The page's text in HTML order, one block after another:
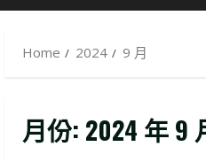
Home 2024 9 月
月份: 2024 年 9